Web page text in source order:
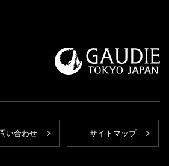
い合わせ サイトマップ